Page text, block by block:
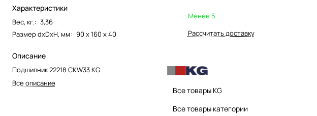
Характеристики
Вес, кг.: 3,36
Размер dxDxH, мм: 90 х 160 х 40
Описание
Подшипник 22218 CKW33 KG
Все описание
Менее 5
Рассчитать доставку
Все товары KG
Все товары категории